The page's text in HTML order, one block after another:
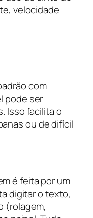
velocidade
com
pode ser
Isso facilita o
ou de difícil
é feita por um
digitar o texto,
(rolagem,